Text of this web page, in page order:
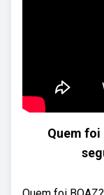
Quem foi